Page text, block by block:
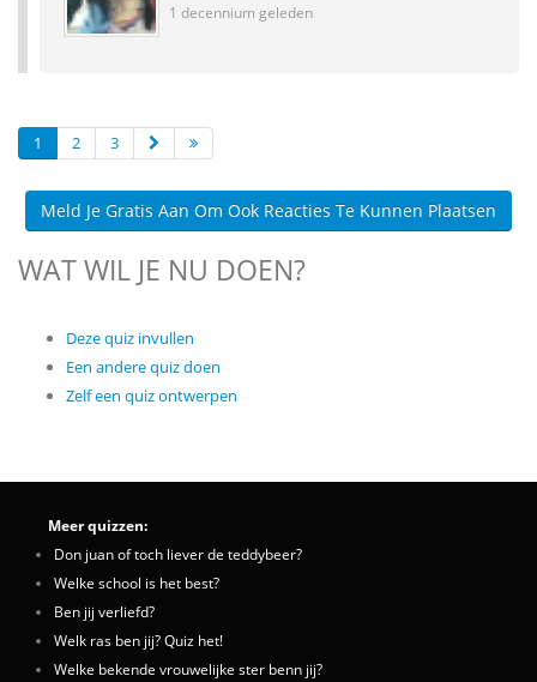
1 decennium geleden
1 2 3
Meld Je Gratis Aan Om Ook Reacties Te Kunnen Plaatsen
WAT WIL JE NU DOEN?
Deze quiz invullen
Een andere quiz doen
Zelf een quiz ontwerpen
Meer quizzen:
Don juan of toch liever de teddybeer?
Welke school is het best?
Ben jij verliefd?
Welk ras ben jij? Quiz het!
Welke bekende vrouwelijke ster benn jij?